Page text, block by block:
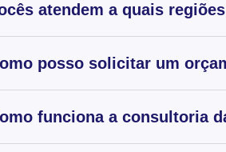
atendem a quais
posso solicitar um
funciona a consultoria